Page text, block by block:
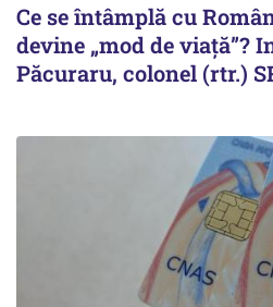
Ce se întâmplă cu
devine „mod de viață”?
Păcuraru, colonel (rtr.)